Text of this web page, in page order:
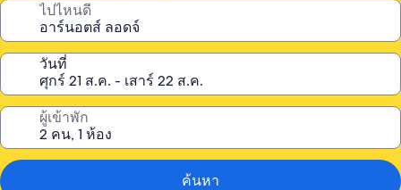
ไปไหนดี
วันที่
ผู้เข้าพัก
ค้นหา